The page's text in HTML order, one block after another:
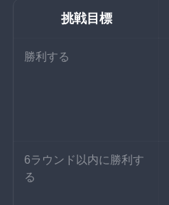
挑戦目標
勝利する
6ラウンド以内に勝利す
る